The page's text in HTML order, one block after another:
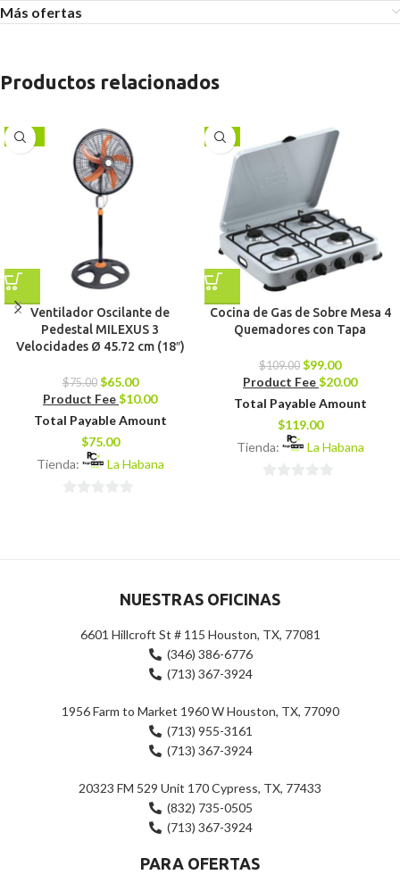
Más ofertas
Productos relacionados
-13%
Ventilador Oscilante de
Pedestal MILEXUS 3
Velocidades Ø 45.72 cm (18″)
$75.00 $65.00
Product Fee$10.00
Total Payable Amount
$75.00
Tienda:
La Habana
-9%
Cocina de Gas de Sobre Mesa 4
Quemadores con Tapa
$109.00 $99.00
Product Fee$20.00
Total Payable Amount
$119.00
Tienda:
La Habana
NUESTRAS OFICINAS
6601 Hillcroft St # 115 Houston, TX, 77081
(346) 386-6776
(713) 367-3924
1956 Farm to Market 1960 W Houston, TX, 77090
(713) 955-3161
(713) 367-3924
20323 FM 529 Unit 170 Cypress, TX, 77433
(832) 735-0505
(713) 367-3924
PARA OFERTAS